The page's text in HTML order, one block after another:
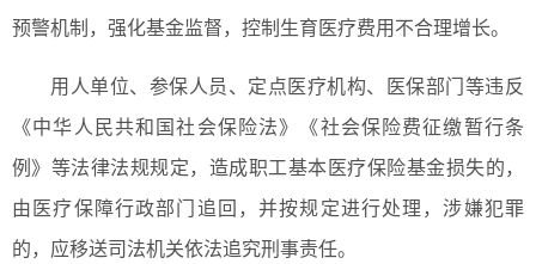
预警机制，强化基金监督，控制生育医疗费用不合理增长。
用人单位、参保人员、定点医疗机构、医保部门等违反
《中华人民共和国社会保险法》《社会保险费征缴暂行条
例》等法律法规规定，造成职工基本医疗保险基金损失的，
由医疗保障行政部门追回，并按规定进行处理，涉嫌犯罪
的，应移送司法机关依法追究刑事责任。